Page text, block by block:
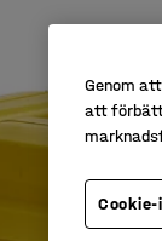
Genom
att